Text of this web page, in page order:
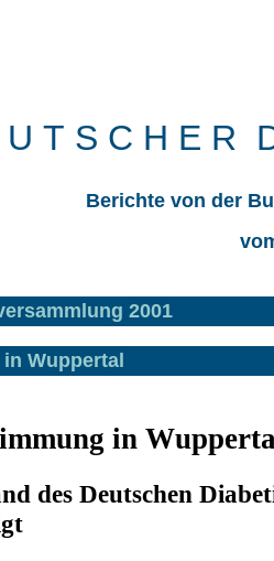
U T S C H E R
Berichte von der
2001
Wuppertal
in
des Deutschen